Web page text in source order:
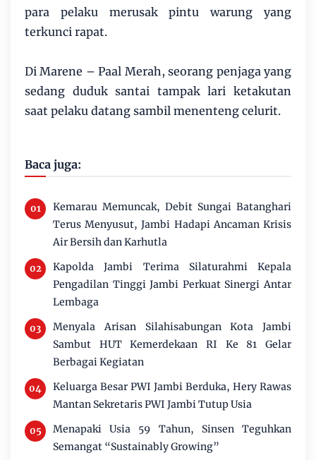
para pelaku merusak pintu warung yang
terkunci rapat.
Di Marene – Paal Merah, seorang penjaga yang
sedang duduk santai tampak lari ketakutan
saat pelaku datang sambil menenteng celurit.
Baca juga:
Kemarau Memuncak, Debit Sungai Batanghari
Terus Menyusut, Jambi Hadapi Ancaman Krisis
Air Bersih dan Karhutla
Kapolda Jambi Terima Silaturahmi Kepala
Pengadilan Tinggi Jambi Perkuat Sinergi Antar
Lembaga
Menyala Arisan Silahisabungan Kota Jambi
Sambut HUT Kemerdekaan RI Ke 81 Gelar
Berbagai Kegiatan
Keluarga Besar PWI Jambi Berduka, Hery Rawas
Mantan Sekretaris PWI Jambi Tutup Usia
Menapaki Usia 59 Tahun, Sinsen Teguhkan
Semangat “Sustainably Growing”